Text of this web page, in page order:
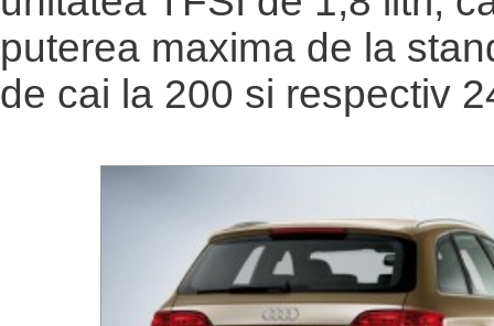
puterea maxima de la
de cai la 200 si respectiv